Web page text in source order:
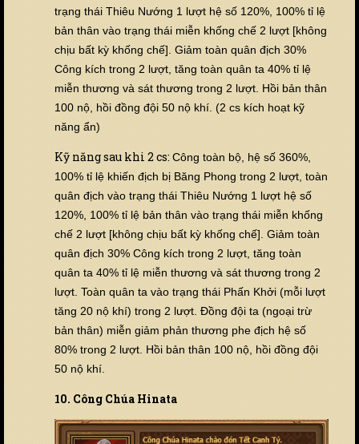
trạng thái Thiêu Nướng 1 lượt hệ số 120%, 100% tỉ lệ
bản thân vào trạng thái miễn khống chế 2 lượt [không
chịu bất kỳ khống chế]. Giảm toàn quân địch 30%
Công kích trong 2 lượt, tăng toàn quân ta 40% tỉ lệ
miễn thương và sát thương trong 2 lượt. Hồi bản thân
100 nộ, hồi đồng đội 50 nộ khí. (2 cs kích hoạt kỹ
năng ẩn)
Kỹ năng sau khi 2 cs: Công toàn bộ, hệ số 360%,
100% tỉ lệ khiến địch bị Băng Phong trong 2 lượt, toàn
quân địch vào trạng thái Thiêu Nướng 1 lượt hệ số
120%, 100% tỉ lệ bản thân vào trạng thái miễn khống
chế 2 lượt [không chịu bất kỳ khống chế]. Giảm toàn
quân địch 30% Công kích trong 2 lượt, tăng toàn
quân ta 40% tỉ lệ miễn thương và sát thương trong 2
lượt. Toàn quân ta vào trạng thái Phấn Khởi (mỗi lượt
tăng 20 nộ khí) trong 2 lượt. Đồng đội ta (ngoại trừ
bản thân) miễn giảm phản thương phe địch hệ số
80% trong 2 lượt. Hồi bản thân 100 nộ, hồi đồng đội
50 nộ khí.
10. Công Chúa Hinata